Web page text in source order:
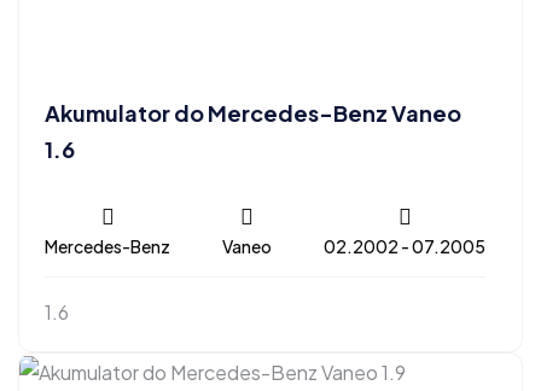
Akumulator do Mercedes-Benz Vaneo
1.6
Mercedes-Benz Vaneo 02.2002 - 07.2005
1.6